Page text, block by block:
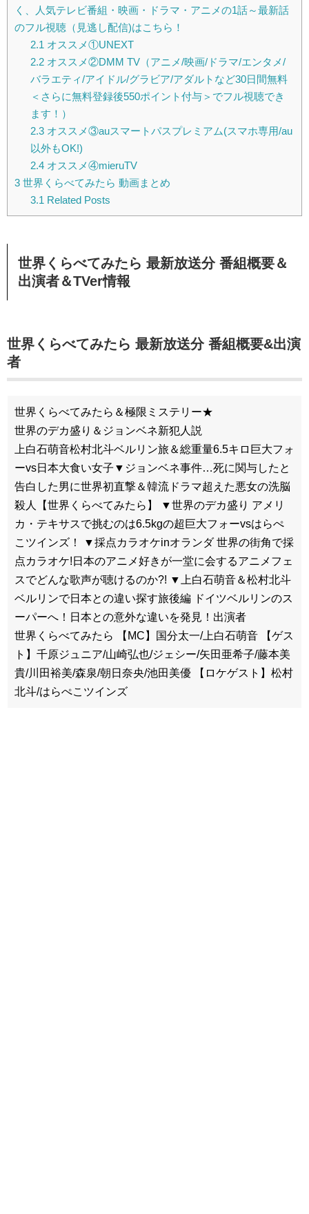
く、人気テレビ番組・映画・ドラマ・アニメの1話～最新話
のフル視聴（見逃し配信)はこちら！
2.1 オススメ①UNEXT
2.2オススメ②DMM TV（アニメ/映画/ドラマ/エンタメ/
バラエティ/アイドル/グラビア/アダルトなど30日間無料
＜さらに無料登録後550ポイント付与＞でフル視聴でき
ます！）
2.3オススメ③auスマートパスプレミアム(スマホ専用/au
以外もOK!)
2.4オススメ④mieruTV
3 世界くらべてみたら 動画まとめ
3.1 Related Posts
世界くらべてみたら 最新放送分 番組概要＆
出演者＆TVer情報
世界くらべてみたら 最新放送分 番組概要&出演
者
世界くらべてみたら＆極限ミステリー★
世界のデカ盛り＆ジョンベネ新犯人説
上白石萌音松村北斗ベルリン旅＆総重量6.5キロ巨大フォ
ーvs日本大食い女子▼ジョンベネ事件…死に関与したと
告白した男に世界初直撃＆韓流ドラマ超えた悪女の洗脳
殺人【世界くらべてみたら】 ▼世界のデカ盛り アメリ
カ・テキサスで挑むのは6.5kgの超巨大フォーvsはらぺ
こツインズ！ ▼採点カラオケinオランダ 世界の街角で採
点カラオケ!日本のアニメ好きが一堂に会するアニメフェ
スでどんな歌声が聴けるのか?! ▼上白石萌音＆松村北斗
ベルリンで日本との違い探す旅後編 ドイツベルリンのス
ーパーへ！日本との意外な違いを発見！出演者
世界くらべてみたら 【MC】国分太一/上白石萌音 【ゲス
ト】千原ジュニア/山崎弘也/ジェシー/矢田亜希子/藤本美
貴/川田裕美/森泉/朝日奈央/池田美優 【ロケゲスト】松村
北斗/はらぺこツインズ